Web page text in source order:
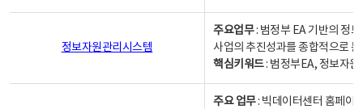
정보자원관리시스템
주요업무: 범정부 EA 기반의 정
사업의 추진성과를 종합적으로
핵심키워드: 범정부EA, 정보자
주요 업무: 빅데이터센터 홈페이